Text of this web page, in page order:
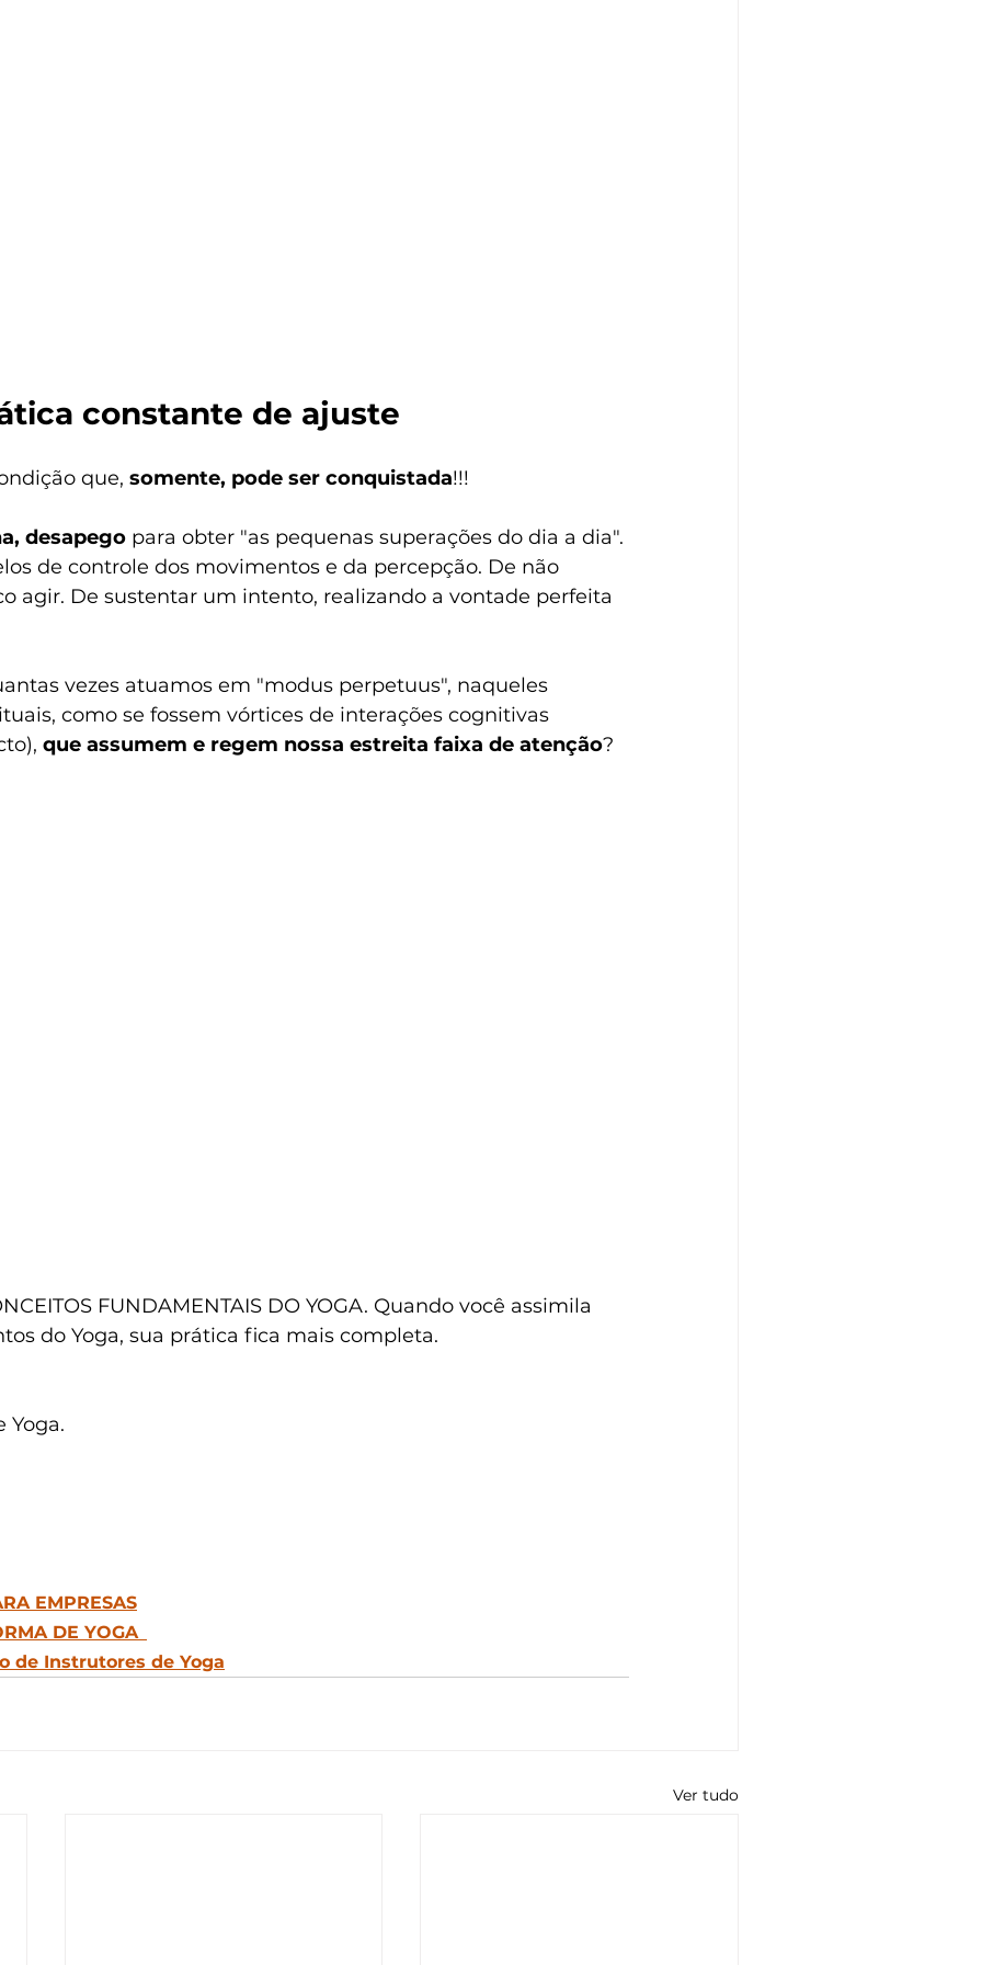
constante de ajuste
que, somente, pode ser conquistada!!!
desapego para obter "as pequenas superações do dia a dia".
de controle dos movimentos e da percepção. De não
agir. De sustentar um intento, realizando a vontade perfeita
vezes atuamos em "modus perpetuus", naqueles
como se fossem vórtices de interações cognitivas
que assumem e regem nossa estreita faixa de atenção?
FUNDAMENTAIS DO YOGA. Quando você assimila
do Yoga, sua prática fica mais completa.
Yoga.
EMPRESAS
DE YOGA
de Instrutores de Yoga
Ver tudo